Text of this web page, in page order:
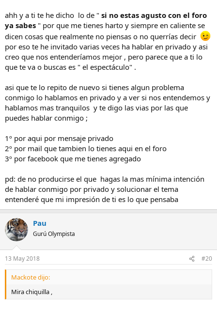
ahh y a ti te he dicho lo de " si no estas agusto con el foro
ya sabes " por que me tienes harto y siempre en caliente se
dicen cosas que realmente no piensas o no querrías decir
por eso te he invitado varias veces ha hablar en privado y asi
creo que nos entenderíamos mejor , pero parece que a ti lo
que te va o buscas es " el espectáculo" .
asi que te lo repito de nuevo si tienes algun problema
conmigo lo hablamos en privado y a ver si nos entendemos y
hablamos mas tranquilos y te digo las vias por las que
puedes hablar conmigo ;
1º por aqui por mensaje privado
2º por mail que tambien lo tienes aqui en el foro
3º por facebook que me tienes agregado
pd: de no producirse el que hagas la mas mínima intención
de hablar conmigo por privado y solucionar el tema
entenderé que mi impresión de ti es lo que pensaba
Pau
Gurú Olympista
13 May 2018 #20
Mackote dijo:
Mira chiquilla ,